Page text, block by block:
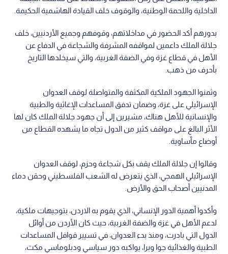
الداخلية واللحمة الوطنية، والوقوف خلف القيادة الهاشمية الحكيمة.
بدورهم أكد الحضور في مداخلاتهم، وقوفهم وجميع الأردنيين، خلف
جلالة الملك داعمين لمواقفه المشرفة والشجاعة في الدفاع عن
الأهل في قطاع غزة وفي الضفة الغربية، والتي سيخلدها التاريخ
بأحرف من ذهب.
وثمنوا الجهود الملكية المكثفة والمتواصلة لوقف العدوان
الإسرائيلي على غزة، وضمان تدفق المساعدات الإغاثية والطبية
والإنسانية للأهل هناك، مشيرين إلى أن جهود جلالة الملك كان لها
الأثر البالغ على مواقف كثير من الدول تجاه ما يشهده القطاع من
أوضاع مأساوية.
وقالوا إن جلالة الملك يقف بكل شجاعة وحزم، لوقف العدوان
الإسرائيلي الهمجي، الذي يتعرض له الشعب الفلسطيني وحقن دماء
المدنيين أصحاب الحق والأرض.
وأكدوا أهمية الدور الإنساني، الذي يقوم به الاردن، بتوجيهات ملكية،
لدعم الأهل في غزة والضفة الغربية، حيث كان الأردن من أوائل
الدول التي بادرت، ومنذ بدء العدوان، في تسيير قوافل المساعدات
الطبية والغذائية جوا وبرا، يواكبه دور سياسي ودبلوماسي مكث،